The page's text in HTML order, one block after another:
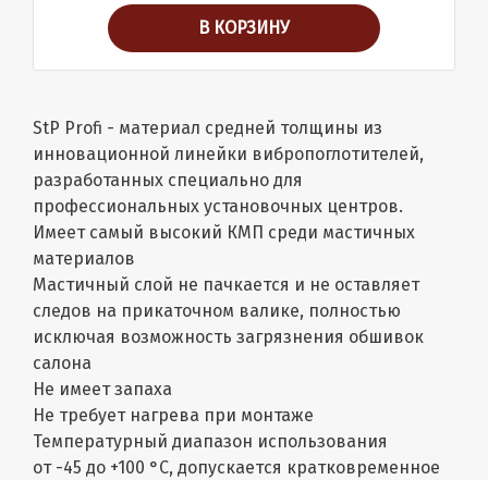
В КОРЗИНУ
StP Profi - материал средней толщины из
инновационной линейки вибропоглотителей,
разработанных специально для
профессиональных установочных центров.
Имеет самый высокий КМП среди мастичных
материалов
Мастичный слой не пачкается и не оставляет
следов на прикаточном валике, полностью
исключая возможность загрязнения обшивок
салона
Не имеет запаха
Не требует нагрева при монтаже
Температурный диапазон использования
от -45 до +100 °С, допускается кратковременное